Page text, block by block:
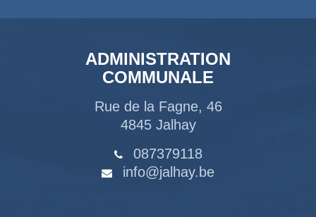
ADMINISTRATION
COMMUNALE
Rue de la Fagne, 46
4845 Jalhay
087379118
info@jalhay.be